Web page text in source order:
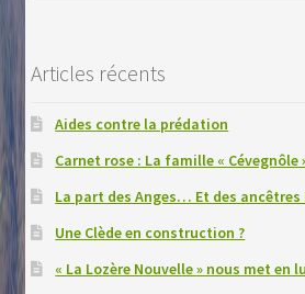
Articles récents
Aides contre la prédation
Carnet rose : La famille « Cévegnôle
La part des Anges… Et des ancêtres
Une Clède en construction ?
« La Lozère Nouvelle » nous met en